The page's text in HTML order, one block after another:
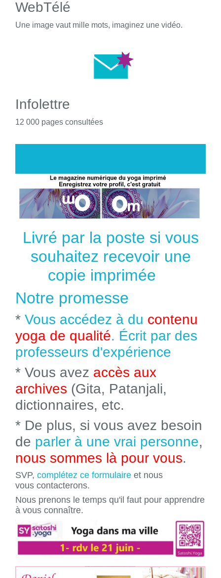
WebTélé
Une image vaut mille mots, imaginez une vidéo.
Infolettre
12 000 pages consultées
Livré par la poste si vous
souhaitez recevoir une
copie imprimée
Notre promesse
* Vous accédez à du contenu
yoga de qualité. Écrit par des
professeurs d'expérience
* Vous avez accès aux
archives (Gita, Patanjali,
dictionnaires, etc.
* De plus, si vous avez besoin
de parler à une vrai personne,
nous sommes là pour vous.
SVP, complétez ce formulaire et nous
vous contacterons.
Nous prenons le temps qu'il faut pour apprendre
à vous connaître.